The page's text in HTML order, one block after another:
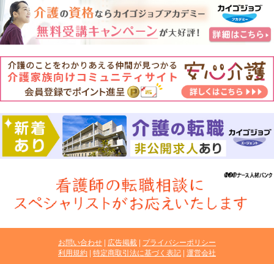
お問い合わせ 広告掲載 プライバシーポリシー
利用規約 特定商取引法に基づく表記 運営会社